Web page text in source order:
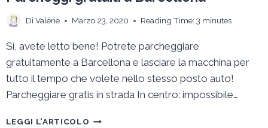
Di Valérie Marzo 23, 2020 Reading Time: 3 minutes
Sì, avete letto bene! Potrete parcheggiare
gratuitamente a Barcellona e lasciare la macchina per
tutto il tempo che volete nello stesso posto auto!
Parcheggiare gratis in strada In centro: impossibile…
LEGGI L'ARTICOLO PARCHEGGI